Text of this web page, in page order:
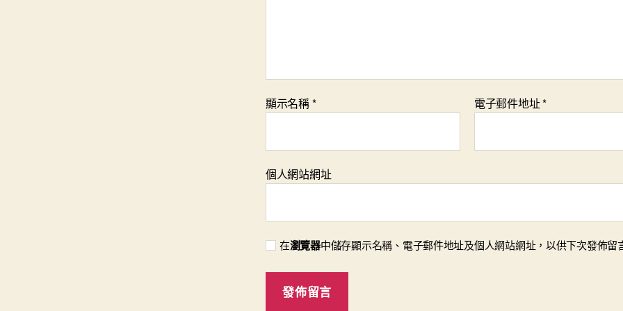
顯示名稱* 電子郵件地址*
個人網站網址
在瀏覽器中儲存顯示名稱、電子郵件地址及個人網站網址，以供下次發佈留